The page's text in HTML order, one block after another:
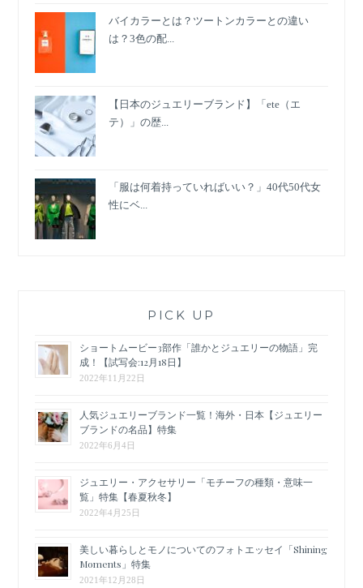
バイカラーとは？ツートンカラーとの違い
は？3色の配...
【日本のジュエリーブランド】「ete（エ
テ）」の歴...
「服は何着持っていればいい？」40代50代女
性にベ...
PICK UP
ショートムービー3部作「誰かとジュエリーの物語」完
成！【試写会:12月18日】
2022年11月22日
人気ジュエリーブランド一覧！海外・日本【ジュエリー
ブランドの名品】特集
2022年6月4日
ジュエリー・アクセサリー「モチーフの種類・意味一
覧」特集【春夏秋冬】
2022年4月25日
美しい暮らしとモノについてのフォトエッセイ「Shining
Moments」特集
2021年12月28日